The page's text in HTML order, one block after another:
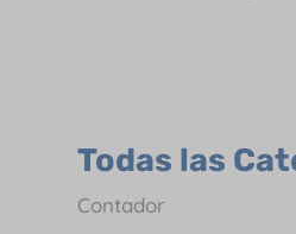
Todas las
Contador